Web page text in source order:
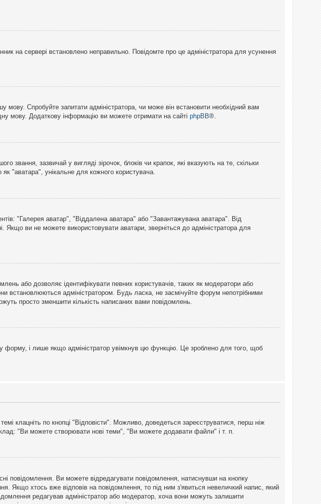
на сервері встановлено неправильно. Повідомте про це адміністратора для усунення
Спробуйте запитати адміністратора, чи може він встановити необхідний вам
мову. Додаткову інформацію ви можете отримати на сайті phpBB®.
зазвичай у вигляді зірочок, блоків чи крапок, які вказують на те, скільки
"аватара", унікальне для кожного користувача.
"Галерея аватар", "Віддалена аватара" або "Завантажувана аватара". Від
Якщо ви не можете використовувати аватари, зверніться до адміністратора для
або дозволяє ідентифікувати певних користувачів, таких як модератори або
встановлюються адміністратором. Будь ласка, не засмічуйте форум непотрібними
просто зменшити кількість написаних вами повідомлень.
форму, і лише якщо адміністратор увімкнув цю функцію. Це зроблено для того, щоб
клацніть по кнопці "Відповісти". Можливо, доведеться зареєструватися, перш ніж
"Ви можете створювати нові теми", "Ви можете додавати файли" і т. п.
повідомлення. Ви можете відредагувати повідомлення, натиснувши на кнопку
Якщо хтось вже відповів на повідомлення, то під ним з'явиться невеличкий напис, який
редагував адміністратор або модератор, хоча вони можуть залишити